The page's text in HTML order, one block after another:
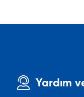
Yardım